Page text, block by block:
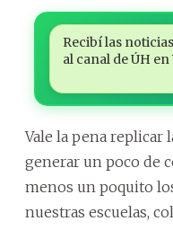
Recibí las
al canal de ÚH
Vale la pena replicar
generar un poco de
menos un poquito
nuestras escuelas,